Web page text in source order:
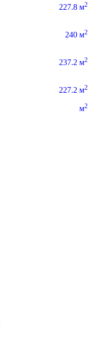
227.8 м2
240 м2
237.2 м2
227.2 м2
м2